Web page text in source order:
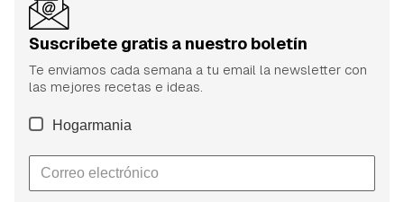
Suscríbete gratis a nuestro boletín
Te enviamos cada semana a tu email la newsletter con
las mejores recetas e ideas.
Hogarmania